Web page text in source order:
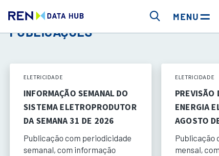
MENU
PUBLICAÇÕES
ELETRICIDADE
INFORMAÇÃO SEMANAL DO
SISTEMA ELETROPRODUTOR
DA SEMANA 31 DE 2026
Publicação com periodicidade
semanal, com informação
ELETRICIDADE
PREVISÃO
ENERGIA
AGOSTO
Publicação
mensal,